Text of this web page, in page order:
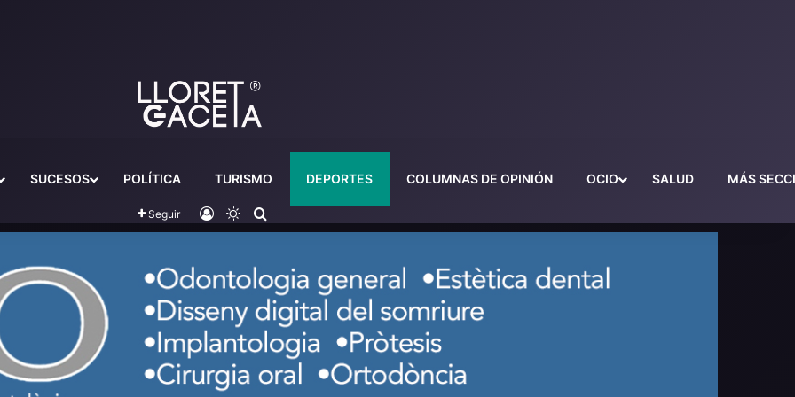
SUCESOS POLÍTICA TURISMO DEPORTES COLUMNAS DE OPINIÓN OCIO SALUD MÁS
Seguir Iniciar sesión
Switch skin